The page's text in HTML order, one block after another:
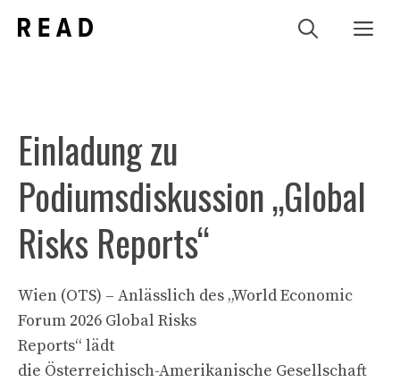
Inhalt
Einladung zu
Podiumsdiskussion „Global
Risks Reports“
Wien (OTS) – Anlässlich des „World Economic
Forum 2026 Global Risks
Reports“ lädt
die Österreichisch-Amerikanische Gesellschaft